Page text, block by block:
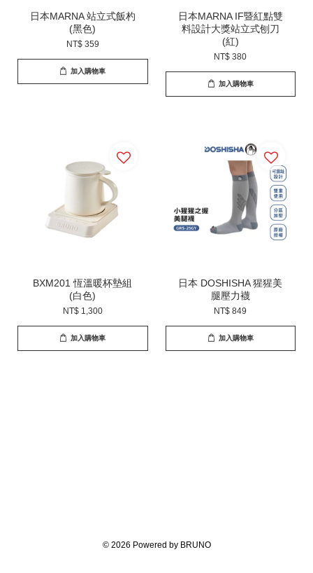
日本MARNA 站立式飯杓
(黑色)
NT$ 359
加入購物車
日本MARNA IF暨紅點雙
料設計大獎站立式刨刀
(紅)
NT$ 380
加入購物車
BXM201 恆溫暖杯墊組
(白色)
NT$ 1,300
加入購物車
日本 DOSHISHA 猩猩美
腿壓力襪
NT$ 849
加入購物車
© 2026 Powered by BRUNO